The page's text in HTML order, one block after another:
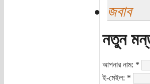
জবাব
নতুন
আপনার নাম: *
ই-মেইল: *